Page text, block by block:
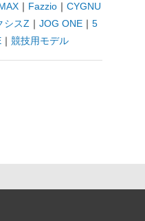
｜ Fazzio｜ CYGNU
シスZ ｜ JOG ONE｜ 5
｜ 競技用モデル